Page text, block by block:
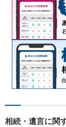
相続・遺言に関